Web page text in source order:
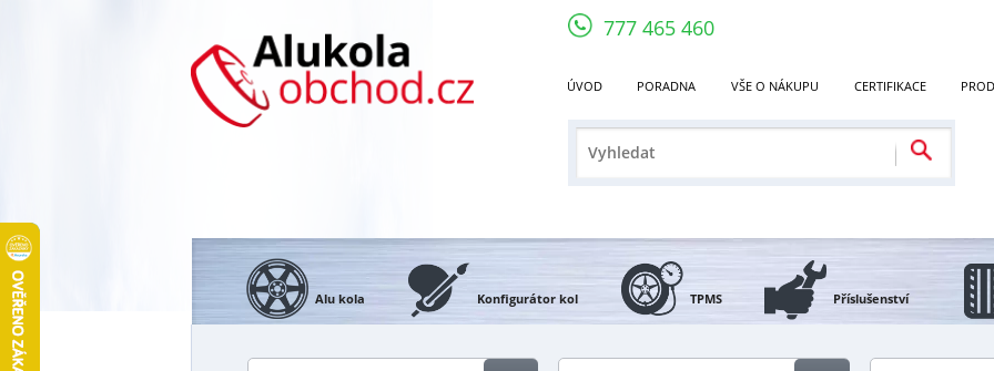
777 465 460
ÚVOD PORADNA VŠE O NÁKUPU CERTIFIKACE
Alu kola Konfigurátor kol TPMS Příslušenství